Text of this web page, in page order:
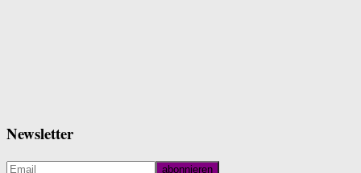
Newsletter